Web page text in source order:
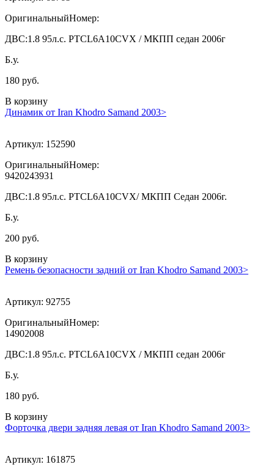
ОригинальныйНомер:
ДВС:1.8 95л.с. PTCL6A10CVX / МКПП седан 2006г
Б.у.
180 руб.
В корзину
Динамик от Iran Khodro Samand 2003>
Артикул: 152590
ОригинальныйНомер:
9420243931
ДВС:1.8 95л.с. PTCL6A10CVX/ МКПП Седан 2006г.
Б.у.
200 руб.
В корзину
Ремень безопасности задний от Iran Khodro Samand 2003>
Артикул: 92755
ОригинальныйНомер:
14902008
ДВС:1.8 95л.с. PTCL6A10CVX / МКПП седан 2006г
Б.у.
180 руб.
В корзину
Форточка двери задняя левая от Iran Khodro Samand 2003>
Артикул: 161875